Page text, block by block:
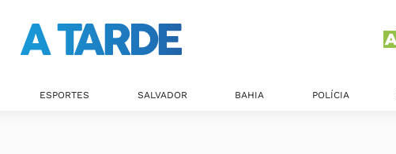
ESPORTES SALVADOR BAHIA POLÍCIA